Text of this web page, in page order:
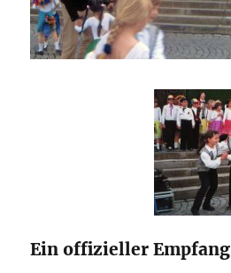
Ein offizieller Empfang